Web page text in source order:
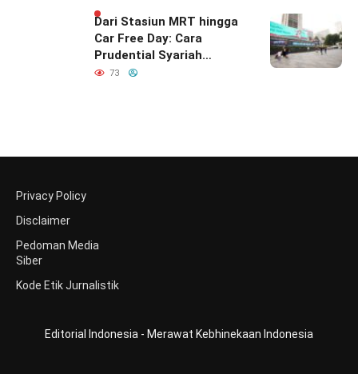
Dari Stasiun MRT hingga
Car Free Day: Cara
Prudential Syariah
Merayakan yang Nomor
73
Privacy Policy
Disclaimer
Pedoman Media
Siber
Kode Etik Jurnalistik
Editorial Indonesia - Merawat Kebhinekaan Indonesia